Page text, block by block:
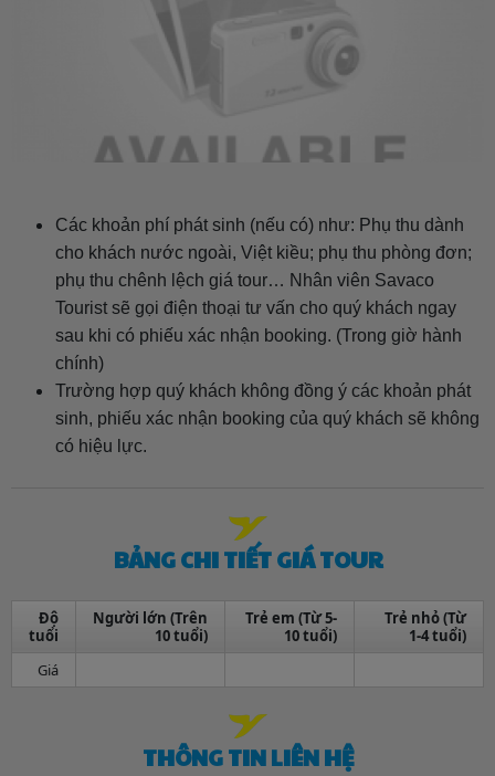
Các khoản phí phát sinh (nếu có) như: Phụ thu dành
cho khách nước ngoài, Việt kiều; phụ thu phòng đơn;
phụ thu chênh lệch giá tour… Nhân viên Savaco
Tourist sẽ gọi điện thoại tư vấn cho quý khách ngay
sau khi có phiếu xác nhận booking. (Trong giờ hành
chính)
Trường hợp quý khách không đồng ý các khoản phát
sinh, phiếu xác nhận booking của quý khách sẽ không
có hiệu lực.
BẢNG CHI TIẾT GIÁ TOUR
Độ
tuổi
Người lớn (Trên
10 tuổi)
Trẻ em (Từ 5-
10 tuổi)
Trẻ nhỏ (Từ
1-4 tuổi)
Giá
THÔNG TIN LIÊN HỆ